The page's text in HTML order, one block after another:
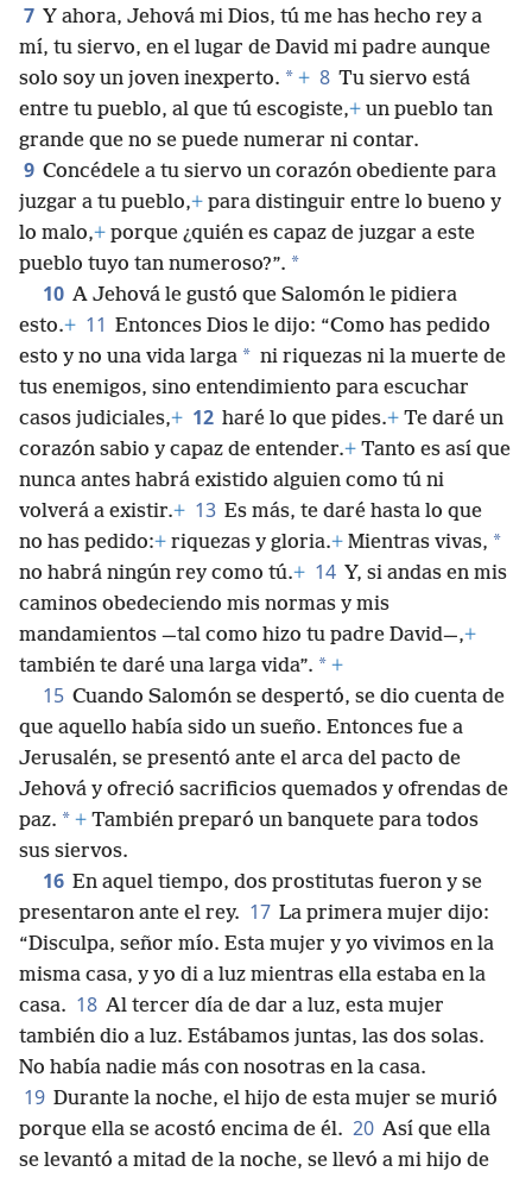
7 Y ahora, Jehová mi Dios, tú me has hecho rey a
mí, tu siervo, en el lugar de David mi padre aunque
solo soy un joven inexperto. * + 8 Tu siervo está
entre tu pueblo, al que tú escogiste,+ un pueblo tan
grande que no se puede numerar ni contar.
9 Concédele a tu siervo un corazón obediente para
juzgar a tu pueblo,+ para distinguir entre lo bueno y
lo malo,+ porque ¿quién es capaz de juzgar a este
pueblo tuyo tan numeroso?”. *
10 A Jehová le gustó que Salomón le pidiera
esto.+ 11 Entonces Dios le dijo: “Como has pedido
esto y no una vida larga * ni riquezas ni la muerte de
tus enemigos, sino entendimiento para escuchar
casos judiciales,+ 12 haré lo que pides.+ Te daré un
corazón sabio y capaz de entender.+ Tanto es así que
nunca antes habrá existido alguien como tú ni
volverá a existir.+ 13 Es más, te daré hasta lo que
no has pedido:+ riquezas y gloria.+ Mientras vivas, *
no habrá ningún rey como tú.+ 14 Y, si andas en mis
caminos obedeciendo mis normas y mis
mandamientos —tal como hizo tu padre David—,+
también te daré una larga vida”. * +
15 Cuando Salomón se despertó, se dio cuenta de
que aquello había sido un sueño. Entonces fue a
Jerusalén, se presentó ante el arca del pacto de
Jehová y ofreció sacrificios quemados y ofrendas de
paz. * + También preparó un banquete para todos
sus siervos.
16 En aquel tiempo, dos prostitutas fueron y se
presentaron ante el rey. 17 La primera mujer dijo:
“Disculpa, señor mío. Esta mujer y yo vivimos en la
misma casa, y yo di a luz mientras ella estaba en la
casa. 18 Al tercer día de dar a luz, esta mujer
también dio a luz. Estábamos juntas, las dos solas.
No había nadie más con nosotras en la casa.
19 Durante la noche, el hijo de esta mujer se murió
porque ella se acostó encima de él. 20 Así que ella
se levantó a mitad de la noche, se llevó a mi hijo de